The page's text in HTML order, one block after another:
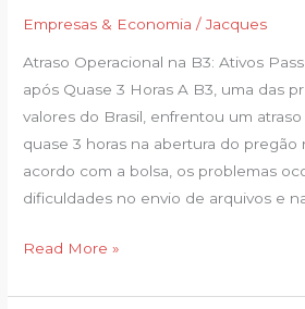
Empresas & Economia /Jacques
Atraso Operacional na B3: Ativos
após Quase 3 Horas A B3, uma das
valores do Brasil, enfrentou um
quase 3 horas na abertura do pregão
acordo com a bolsa, os problemas
dificuldades no envio de arquivos e
quase
3h,
ativos
passam
negociados
Bolsa
Read More »